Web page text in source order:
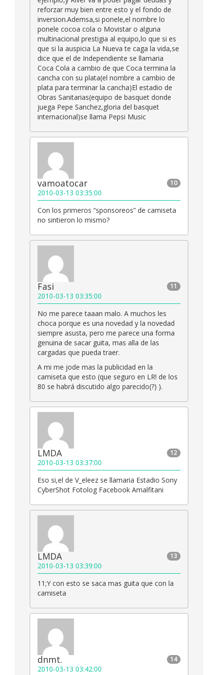
reforzar muy bien entre esto y el fondo de
inversion.Ademsa,si ponele,el nombre lo
ponele cocoa cola o Movistar o alguna
multinacional prestigia al equipo,lo que si es
que si la auspicia La Nueva te caga la vida,se
dice que el de Independiente se llamaria
Coca Cola a cambio de que Coca termina la
cancha con su plata(el nombre a cambio de
plata para terminar la cancha)El estadio de
Obras Sanitarias(equipo de basquet donde
juega Pepe Sanchez,gloria del basquet
internacional)se llama Pepsi Music
10
vamoatocar
2010-03-13 03:35:00
Con los primeros “sponsoreos” de camiseta
no sintieron lo mismo?
11
Fasi
2010-03-13 03:35:00
No me parece taaan malo. A muchos les
choca porque es una novedad y la novedad
siempre asusta, pero me parece una forma
genuina de sacar guita, mas alla de las
cargadas que pueda traer.
A mi me jode mas la publicidad en la
camiseta que esto (que seguro en LR! de los
80 se habrá discutido algo parecido(?) ).
12
LMDA
2010-03-13 03:37:00
Eso si,el de V_eleez se llamaria Estadio Sony
CyberShot Fotolog Facebook Amalfitani
13
LMDA
2010-03-13 03:39:00
11;Y con esto se saca mas guita que con la
camiseta
14
dnmt.
2010-03-13 03:42:00